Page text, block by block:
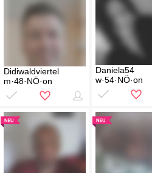
Didiwaldviertel
m·48·NÖ·on
Daniela54
w·54·NÖ·on